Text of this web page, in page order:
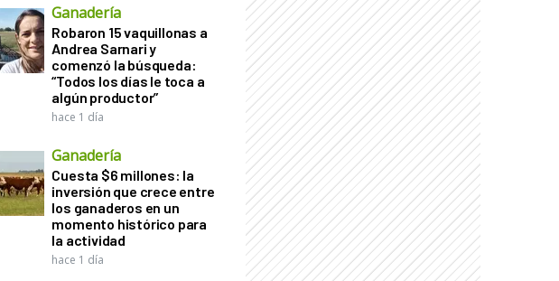
Ganadería
Robaron 15 vaquillonas a
Andrea Sarnari y
comenzó la búsqueda:
“Todos los días le toca a
algún productor”
hace 1 día
Ganadería
Cuesta $6 millones: la
inversión que crece entre
los ganaderos en un
momento histórico para
la actividad
hace 1 día